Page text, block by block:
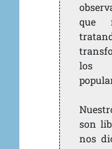
que
los
son
nos